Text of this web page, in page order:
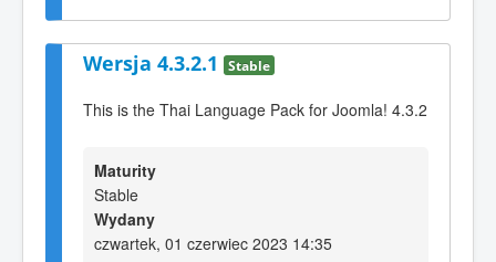
Wersja 4.3.2.1 Stable
This is the Thai Language Pack for Joomla! 4.3.2
Maturity
Stable
Wydany
czwartek, 01 czerwiec 2023 14:35